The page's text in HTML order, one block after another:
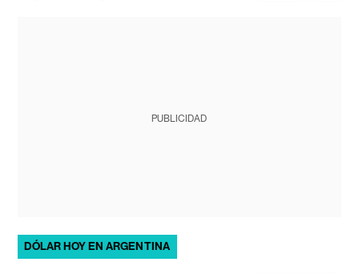
PUBLICIDAD
DÓLAR HOY EN ARGENTINA